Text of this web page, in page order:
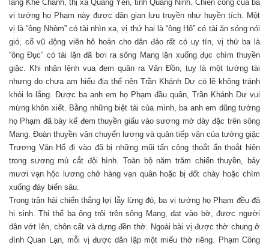
làng Khê Chanh, thị xã Quảng Yên, tỉnh Quảng Ninh. Chiến công của ba
vị tướng họ Phạm này được dân gian lưu truyền như huyền tích. Một
vị là “ông Nhòm” có tài nhìn xa, vị thứ hai là “ông Hô” có tài ăn sóng nói
gió, cổ vũ động viên hô hoán cho dân đảo rất có uy tín, vị thứ ba là
“ông Đục” có tài lặn đã bơi ra sông Mang lặn xuống đục chìm thuyền
giặc. Khi nhận lệnh vua đem quân ra Vân Đồn, tuy là một tướng tài
nhưng do chưa am hiểu địa thế nên Trần Khánh Dư có lẽ không tránh
khỏi lo lắng. Được ba anh em họ Phạm đầu quân, Trần Khánh Dư vui
mừng khôn xiết. Bằng những biệt tài của mình, ba anh em dũng tướng
họ Phạm đã bày kế đem thuyền giấu vào sương mờ dày đặc trên sông
Mang. Đoàn thuyền vận chuyển lương và quân tiếp vận của tướng giặc
Trương Văn Hổ đi vào đã bị những mũi tấn công thoắt ẩn thoắt hiện
trong sương mù cắt đội hình. Toàn bộ năm trăm chiến thuyền, bảy
mươi vạn hộc lương chở hàng vạn quân hoặc bị đốt cháy hoặc chìm
xuống đáy biển sâu.
Trong trận hải chiến thắng lợi lẫy lừng đó, ba vị tướng họ Phạm đều đã
hi sinh. Thi thể ba ông trôi trên sông Mang, dạt vào bờ, được người
dân vớt lên, chôn cất và dựng đền thờ. Ngoài bài vị được thờ chung ở
đình Quan Lạn, mỗi vị được dân lập một miếu thờ riêng. Phạm Công